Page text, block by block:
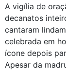
A vigília de
decanatos
cantaram
celebrada em
ícone depois
Apesar da